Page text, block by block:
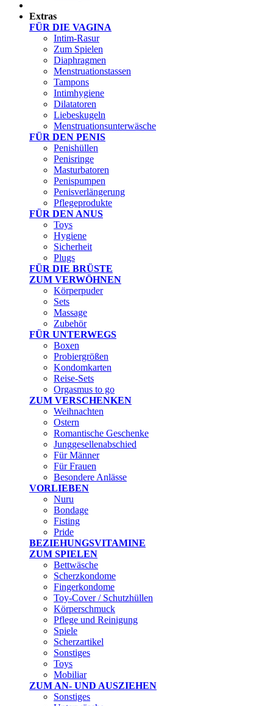
Extras
FÜR DIE VAGINA
Intim-Rasur
Zum Spielen
Diaphragmen
Menstruationstassen
Tampons
Intimhygiene
Dilatatoren
Liebeskugeln
Menstruationsunterwäsche
FÜR DEN PENIS
Penishüllen
Penisringe
Masturbatoren
Penispumpen
Penisverlängerung
Pflegeprodukte
FÜR DEN ANUS
Toys
Hygiene
Sicherheit
Plugs
FÜR DIE BRÜSTE
ZUM VERWÖHNEN
Körperpuder
Sets
Massage
Zubehör
FÜR UNTERWEGS
Boxen
Probiergrößen
Kondomkarten
Reise-Sets
Orgasmus to go
ZUM VERSCHENKEN
Weihnachten
Ostern
Romantische Geschenke
Junggesellenabschied
Für Männer
Für Frauen
Besondere Anlässe
VORLIEBEN
Nuru
Bondage
Fisting
Pride
BEZIEHUNGSVITAMINE
ZUM SPIELEN
Bettwäsche
Scherzkondome
Fingerkondome
Toy-Cover / Schutzhüllen
Körperschmuck
Pflege und Reinigung
Spiele
Scherzartikel
Sonstiges
Toys
Mobiliar
ZUM AN- UND AUSZIEHEN
Sonstiges